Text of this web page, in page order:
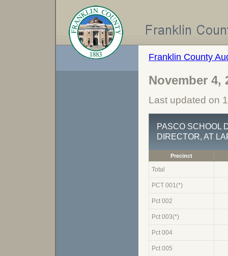
Franklin County
November 4,
Last updated on
PASCO SCHOOL
DIRECTOR, AT
Precinct
Total
PCT 001(*)
Pct 002
Pct 003(*)
Pct 004
Pct 005